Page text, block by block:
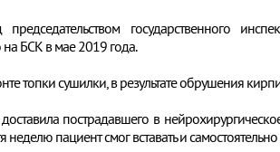
государственного
БСК в мае 2019 года.
топки сушилки, в результате обрушения
пострадавшего в
неделю пациент смог вставать и